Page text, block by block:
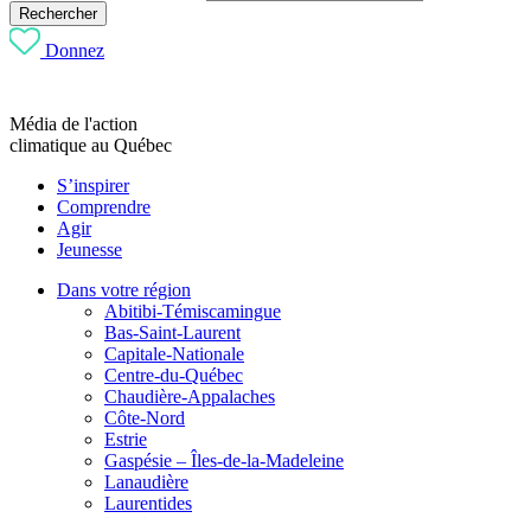
Rechercher
Donnez
Média de l'action
climatique au Québec
S’inspirer
Comprendre
Agir
Jeunesse
Dans votre région
Abitibi-Témiscamingue
Bas-Saint-Laurent
Capitale-Nationale
Centre-du-Québec
Chaudière-Appalaches
Côte-Nord
Estrie
Gaspésie – Îles-de-la-Madeleine
Lanaudière
Laurentides